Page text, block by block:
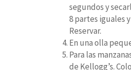
segundos y
8 partes iguales
Reservar.
En una olla
Para las
de Kellogg’s.